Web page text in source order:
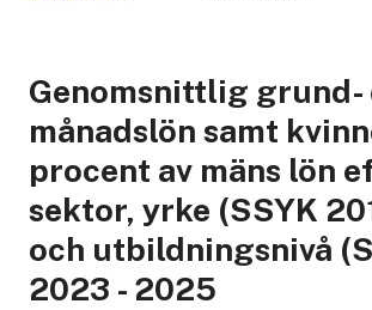
Genomsnittlig grund-
månadslön samt
procent av mäns lön
sektor, yrke (SSYK
och utbildningsnivå
2023 - 2025